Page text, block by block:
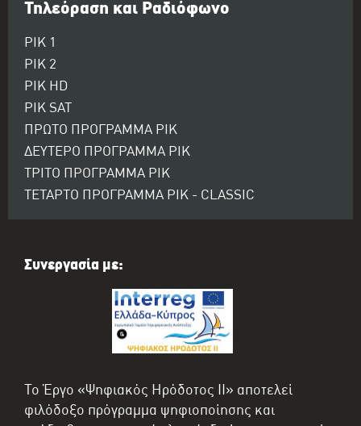
Τηλεόραση και Ραδιόφωνο
ΡΙΚ 1
ΡΙΚ 2
ΡΙΚ HD
ΡΙΚ SAT
ΠΡΩΤΟ ΠΡΟΓΡΑΜΜΑ ΡΙΚ
ΔΕΥΤΕΡΟ ΠΡΟΓΡΑΜΜΑ ΡΙΚ
ΤΡΙΤΟ ΠΡΟΓΡΑΜΜΑ ΡΙΚ
ΤΕΤΑΡΤΟ ΠΡΟΓΡΑΜΜΑ ΡΙΚ - CLASSIC
Συνεργασία με:
Το Έργο «Ψηφιακός Ηρόδοτος II» αποτελεί
φιλόδοξο πρόγραμμα ψηφιοποίησης και